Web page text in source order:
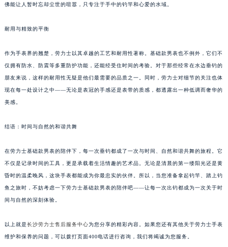
佛能让人暂时忘却尘世的喧嚣，只专注于手中的钓竿和心爱的水域。
耐用与精致的平衡
作为手表界的翘楚，劳力士以其卓越的工艺和耐用性著称。基础款男表也不例外，它们不
仅拥有防水、防震等多重防护功能，还能经受住时间的考验。对于那些经常在水边垂钓的
朋友来说，这样的耐用性无疑是他们最需要的品质之一。同时，劳力士对细节的关注也体
现在每一处设计之中——无论是表冠的手感还是表带的质感，都透露出一种低调而奢华的
美感。
结语：时间与自然的和谐共舞
在劳力士基础款男表的陪伴下，每一次垂钓都成了一次与时间、自然和谐共舞的旅程。它
不仅是记录时间的工具，更是承载着生活情趣的艺术品。无论是清晨的第一缕阳光还是黄
昏时的温柔晚风，这块手表都能成为你最忠实的伙伴。所以，当您准备拿起钓竿、踏上钓
鱼之旅时，不妨考虑一下劳力士基础款男表的陪伴吧——让每一次出钓都成为一次关于时
间与自然的深刻体验。
以上就是长沙劳力士售后服务中心为您分享的精彩内容。如果您还有其他关于劳力士手表
维护和保养的问题，可以拨打页面400电话进行咨询，我们将竭诚为您服务。